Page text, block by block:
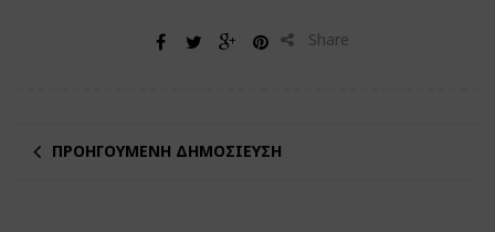
Share
ΠΡΟΗΓΟΎΜΕΝΗ ΔΗΜΟΣΊΕΥΣΗ